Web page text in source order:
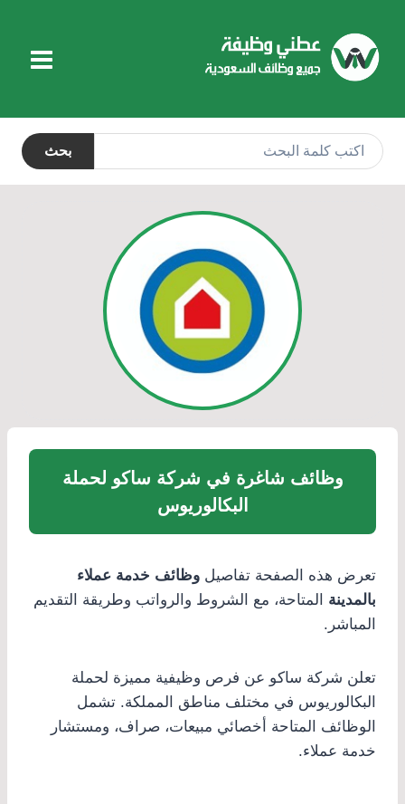
المحتوى
بحث
وظائف شاغرة في شركة ساكو لحملة
البكالوريوس
تعرض هذه الصفحة تفاصيل وظائف خدمة عملاء
بالمدينة المتاحة، مع الشروط والرواتب وطريقة التقديم
المباشر.
تعلن شركة ساكو عن فرص وظيفية مميزة لحملة
البكالوريوس في مختلف مناطق المملكة. تشمل
الوظائف المتاحة أخصائي مبيعات، صراف، ومستشار
خدمة عملاء.